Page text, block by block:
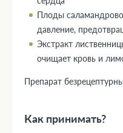
Плоды
давление,
Экстракт
очищает кровь и
Препарат
Как принимать?